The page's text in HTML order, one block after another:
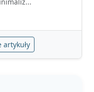
artykuły